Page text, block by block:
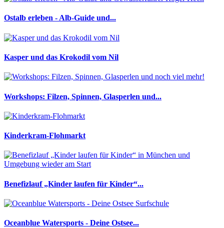
Ostalb erleben - Alb-Guide und...
Kasper und das Krokodil vom Nil
Workshops: Filzen, Spinnen, Glasperlen und...
Kinderkram-Flohmarkt
Benefizlauf „Kinder laufen für Kinder“...
Oceanblue Watersports - Deine Ostsee...